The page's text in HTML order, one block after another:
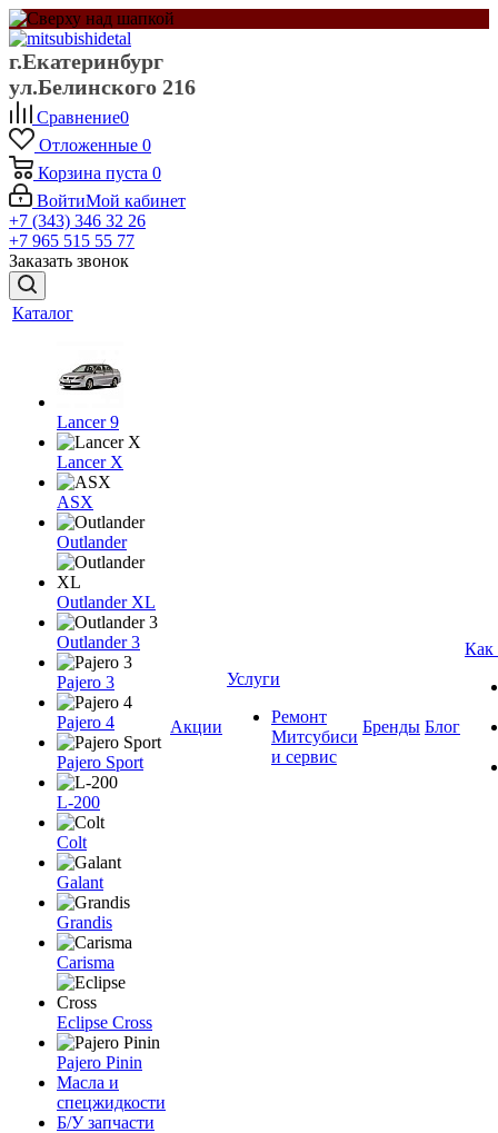
г.Екатеринбург
ул.Белинского 216
Сравнение0
Отложенные 0
Корзина пуста 0
ВойтиМой кабинет
+7 (343) 346 32 26
+7 965 515 55 77
Заказать звонок
Каталог
Lancer 9
Lancer X
ASX
Outlander
Outlander XL
Outlander 3
Pajero 3
Pajero 4
Pajero Sport
L-200
Colt
Galant
Grandis
Carisma
Eclipse Cross
Pajero Pinin
Масла и
спецжидкости
Б/У запчасти
Акции
Услуги
Ремонт
Митсубиси
и сервис
Бренды Блог
Как